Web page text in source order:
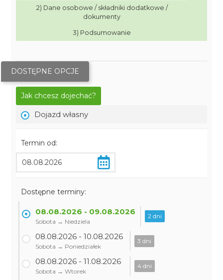
2) Dane osobowe / składniki dodatkowe /
dokumenty
3) Podsumowanie
DOSTĘPNE OPCJE
Jak chcesz dojechać?
Dojazd własny
Termin od:
Dostępne terminy:
08.08.2026 - 09.08.2026
Sobota → Niedziela
2 dni
08.08.2026 - 10.08.2026
Sobota → Poniedziałek
3 dni
08.08.2026 - 11.08.2026
Sobota → Wtorek
4 dni